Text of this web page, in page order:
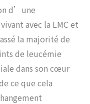
d’une
avec la LMC et
la majorité de
de leucémie
dans son cœur
ce que cela